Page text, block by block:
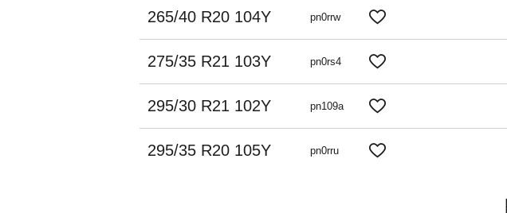
265/40 R20 104Y pn0rrw
275/35 R21 103Y pn0rs4
295/30 R21 102Y pn109a
295/35 R20 105Y pn0rru